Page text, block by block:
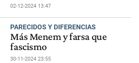
02-12-2024 13:47
PARECIDOS Y DIFERENCIAS
Más Menem y farsa que
fascismo
30-11-2024 23:55